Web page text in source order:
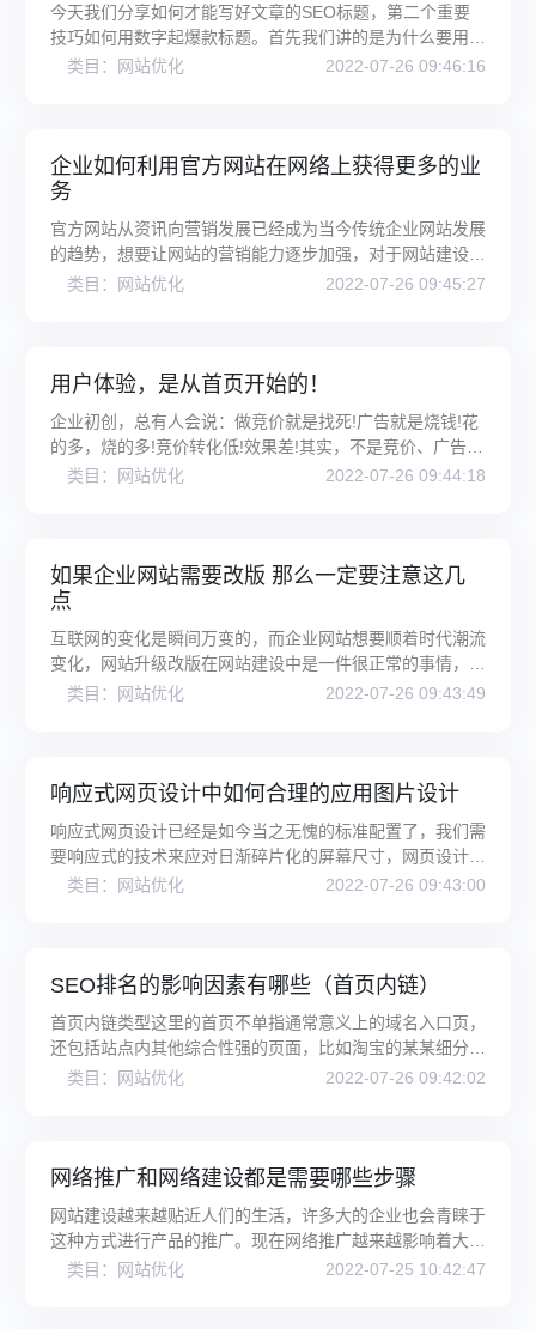
今天我们分享如何才能写好文章的SEO标题，第二个重要
技巧如何用数字起爆款标题。首先我们讲的是为什么要用数
字，通过这一点来解释数字和爆
类目：网站优化 2022-07-26 09:46:16
企业如何利用官方网站在网络上获得更多的业
务
官方网站从资讯向营销发展已经成为当今传统企业网站发展
的趋势，想要让网站的营销能力逐步加强，对于网站建设公
司来说，除了网站设计上下功
类目：网站优化 2022-07-26 09:45:27
用户体验，是从首页开始的！
企业初创，总有人会说：做竞价就是找死!广告就是烧钱!花
的多，烧的多!竞价转化低!效果差!其实，不是竞价、广告效
果不好，而是你的首页没有
类目：网站优化 2022-07-26 09:44:18
如果企业网站需要改版 那么一定要注意这几
点
互联网的变化是瞬间万变的，而企业网站想要顺着时代潮流
变化，网站升级改版在网站建设中是一件很正常的事情，企
业网站不怕改版，怕的就是网
类目：网站优化 2022-07-26 09:43:49
响应式网页设计中如何合理的应用图片设计
响应式网页设计已经是如今当之无愧的标准配置了，我们需
要响应式的技术来应对日渐碎片化的屏幕尺寸，网页设计师
也力图做好这件事情。而网页
类目：网站优化 2022-07-26 09:43:00
SEO排名的影响因素有哪些（首页内链）
首页内链类型这里的首页不单指通常意义上的域名入口页，
还包括站点内其他综合性强的页面，比如淘宝的某某细分市
场页面。首页内链类型包括下
类目：网站优化 2022-07-26 09:42:02
网络推广和网络建设都是需要哪些步骤
网站建设越来越贴近人们的生活，许多大的企业也会青睐于
这种方式进行产品的推广。现在网络推广越来越影响着大
家，大家一定在网红的微博页面
类目：网站优化 2022-07-25 10:42:47